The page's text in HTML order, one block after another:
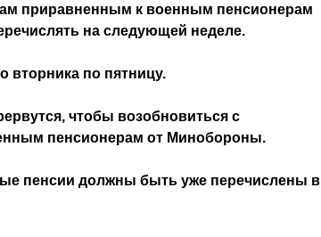
приравненным к военным пенсионерам
на следующей неделе.
вторника по пятницу.
чтобы возобновиться с
пенсионерам от Минобороны.
пенсии должны быть уже перечислены в